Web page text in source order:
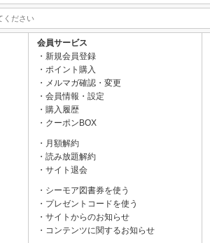
会員サービス
新規会員登録
ポイント購入
メルマガ確認・変更
会員情報・設定
購入履歴
クーポンBOX
月額解約
読み放題解約
サイト退会
シーモア図書券を使う
プレゼントコードを使う
サイトからのお知らせ
コンテンツに関するお知らせ